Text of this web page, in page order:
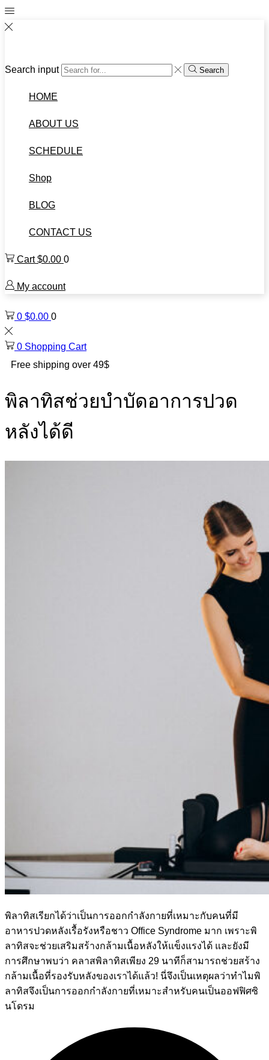
Search input Search
HOME
ABOUT US
SCHEDULE
Shop
BLOG
CONTACT US
Cart$0.00 0
My account
0 $0.00 0
0 Shopping Cart
Free shipping over 49$
พิลาทิสช่วยบำบัดอาการปวด
หลังได้ดี
พิลาทิสเรียกได้ว่าเป็นการออกกำลังกายที่เหมาะกับคนที่มี
อาหารปวดหลังเรื้อรังหรือชาว Office Syndrome มาก เพราะพิ
ลาทิสจะช่วยเสริมสร้างกล้ามเนื้อหลังให้แข็งแรงได้ และยังมี
การศึกษาพบว่า คลาสพิลาทิสเพียง 29 นาทีก็สามารถช่วยสร้าง
กล้ามเนื้อที่รองรับหลังของเราได้แล้ว! นี่จึงเป็นเหตุผลว่าทำไมพิ
ลาทิสจึงเป็นการออกกำลังกายที่เหมาะสำหรับคนเป็นออฟฟิศซิ
นโดรม